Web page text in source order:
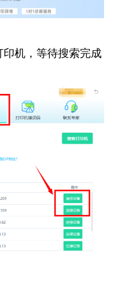
印机，等待搜索完成